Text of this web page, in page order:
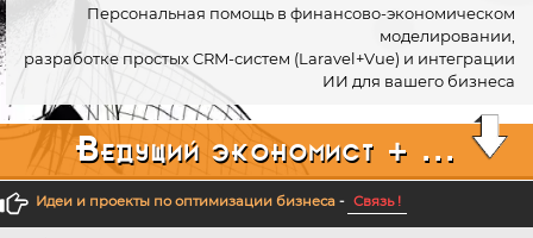
Ведущий экономист + ...
Персональная помощь в финансово-экономическом
моделировании,
разработке простых CRM-систем (Laravel+Vue) и интеграции
ИИ для вашего бизнеса
Идеи и проекты по оптимизации бизнеса - Связь !